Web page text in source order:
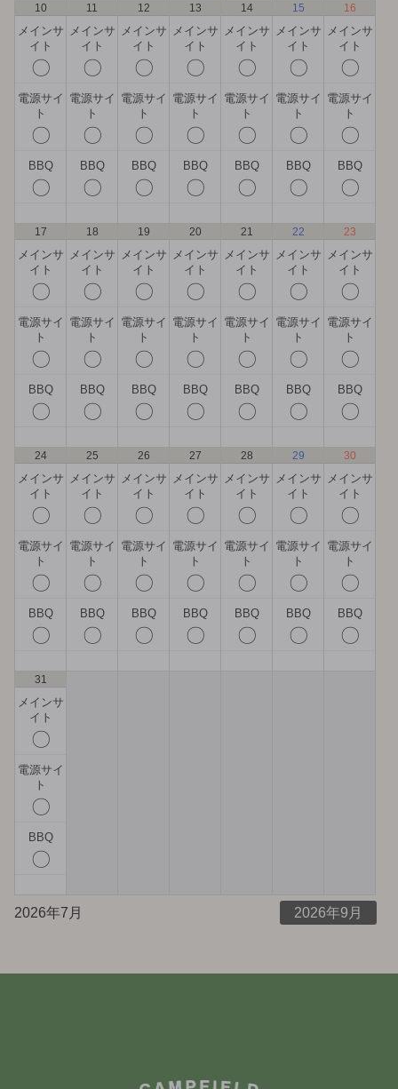
10
メインサ
イト
〇
電源サイ
ト
〇
BBQ
〇
11
メインサ
イト
〇
電源サイ
ト
〇
BBQ
〇
12
メインサ
イト
〇
電源サイ
ト
〇
BBQ
〇
13
メインサ
イト
〇
電源サイ
ト
〇
BBQ
〇
14
メインサ
イト
〇
電源サイ
ト
〇
BBQ
〇
15
メインサ
イト
〇
電源サイ
ト
〇
BBQ
〇
16
メインサ
イト
〇
電源サイ
ト
〇
BBQ
〇
17
メインサ
イト
〇
電源サイ
ト
〇
BBQ
〇
18
メインサ
イト
〇
電源サイ
ト
〇
BBQ
〇
19
メインサ
イト
〇
電源サイ
ト
〇
BBQ
〇
20
メインサ
イト
〇
電源サイ
ト
〇
BBQ
〇
21
メインサ
イト
〇
電源サイ
ト
〇
BBQ
〇
22
メインサ
イト
〇
電源サイ
ト
〇
BBQ
〇
23
メインサ
イト
〇
電源サイ
ト
〇
BBQ
〇
24
メインサ
イト
〇
電源サイ
ト
〇
BBQ
〇
25
メインサ
イト
〇
電源サイ
ト
〇
BBQ
〇
26
メインサ
イト
〇
電源サイ
ト
〇
BBQ
〇
27
メインサ
イト
〇
電源サイ
ト
〇
BBQ
〇
28
メインサ
イト
〇
電源サイ
ト
〇
BBQ
〇
29
メインサ
イト
〇
電源サイ
ト
〇
BBQ
〇
30
メインサ
イト
〇
電源サイ
ト
〇
BBQ
〇
31
メインサ
イト
〇
電源サイ
ト
〇
BBQ
〇
2026年7月 2026年9月